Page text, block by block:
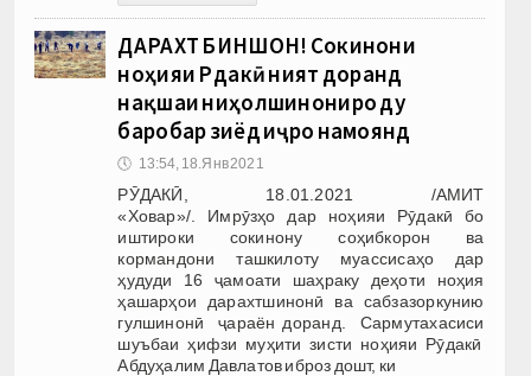
ДАРАХТ БИНШОН! Сокинони
ноҳияи Рӯдакӣ ният доранд
нақшаи ниҳолшинониро ду
баробар зиёд иҷро намоянд
🕔 13:54, 18.Янв 2021
РӮДАКӢ, 18.01.2021 /АМИТ
«Ховар»/. Имрӯзҳо дар ноҳияи Рӯдакӣ бо
иштироки сокинону соҳибкорон ва
кормандони ташкилоту муассисаҳо дар
ҳудуди 16 ҷамоати шаҳраку деҳоти ноҳия
ҳашарҳои дарахтшинонӣ ва сабзазоркунию
гулшинонӣ ҷараён доранд. Сармутахасиси
шуъбаи ҳифзи муҳити зисти ноҳияи Рӯдакӣ
Абдуҳалим Давлатов иброз дошт, ки